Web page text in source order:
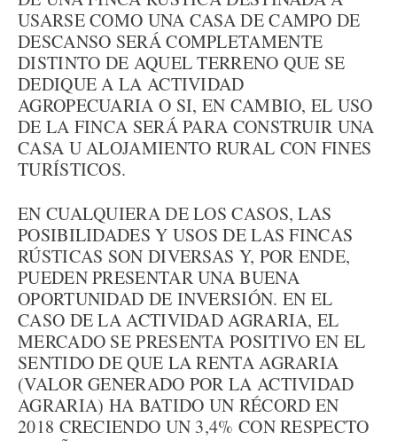
USARSE COMO UNA CASA DE CAMPO DE
DESCANSO SERÁ COMPLETAMENTE
DISTINTO DE AQUEL TERRENO QUE SE
DEDIQUE A LA ACTIVIDAD
AGROPECUARIA O SI, EN CAMBIO, EL USO
DE LA FINCA SERÁ PARA CONSTRUIR UNA
CASA U ALOJAMIENTO RURAL CON FINES
TURÍSTICOS.
EN CUALQUIERA DE LOS CASOS, LAS
POSIBILIDADES Y USOS DE LAS FINCAS
RÚSTICAS SON DIVERSAS Y, POR ENDE,
PUEDEN PRESENTAR UNA BUENA
OPORTUNIDAD DE INVERSIÓN. EN EL
CASO DE LA ACTIVIDAD AGRARIA, EL
MERCADO SE PRESENTA POSITIVO EN EL
SENTIDO DE QUE LA RENTA AGRARIA
(VALOR GENERADO POR LA ACTIVIDAD
AGRARIA) HA BATIDO UN RÉCORD EN
2018 CRECIENDO UN 3,4% CON RESPECTO